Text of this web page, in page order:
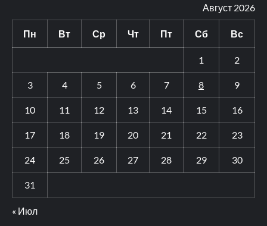
Август 2026
Пн Вт Ср Чт Пт Сб Вс
1 2
3 4 5 6 7 8 9
10 11 12 13 14 15 16
17 18 19 20 21 22 23
24 25 26 27 28 29 30
31
« Июл